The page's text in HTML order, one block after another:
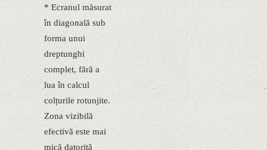
* Ecranul măsurat
în diagonală sub
forma unui
dreptunghi
complet, fără a
lua în calcul
colțurile rotunjite.
Zona vizibilă
efectivă este mai
mică datorită